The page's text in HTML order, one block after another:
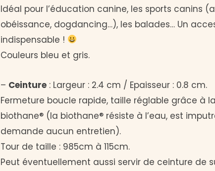
Idéal pour l’éducation canine, les sports canins
obéissance, dogdancing…), les balades… Un
indispensable !
Couleurs bleu et gris.
– Ceinture : Largeur : 2.4 cm / Epaisseur : 0.8 cm.
Fermeture boucle rapide, taille réglable grâce à
biothane® (la biothane® résiste à l’eau, est
demande aucun entretien).
Tour de taille : 985cm à 115cm.
Peut éventuellement aussi servir de ceinture de